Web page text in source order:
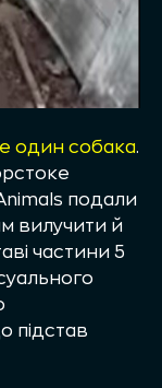
один собака.
подали
вилучити й
частини 5
підстав